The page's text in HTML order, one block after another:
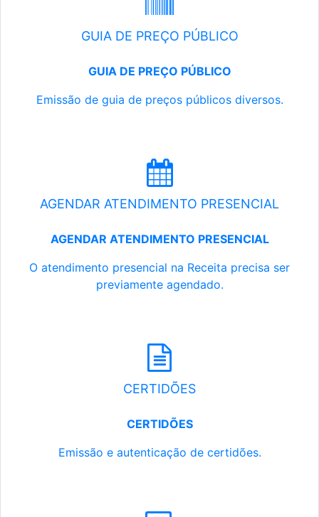
GUIA DE PREÇO PÚBLICO
GUIA DE PREÇO PÚBLICO
Emissão de guia de preços públicos diversos.
AGENDAR ATENDIMENTO PRESENCIAL
AGENDAR ATENDIMENTO PRESENCIAL
O atendimento presencial na Receita precisa ser
previamente agendado.
CERTIDÕES
CERTIDÕES
Emissão e autenticação de certidões.